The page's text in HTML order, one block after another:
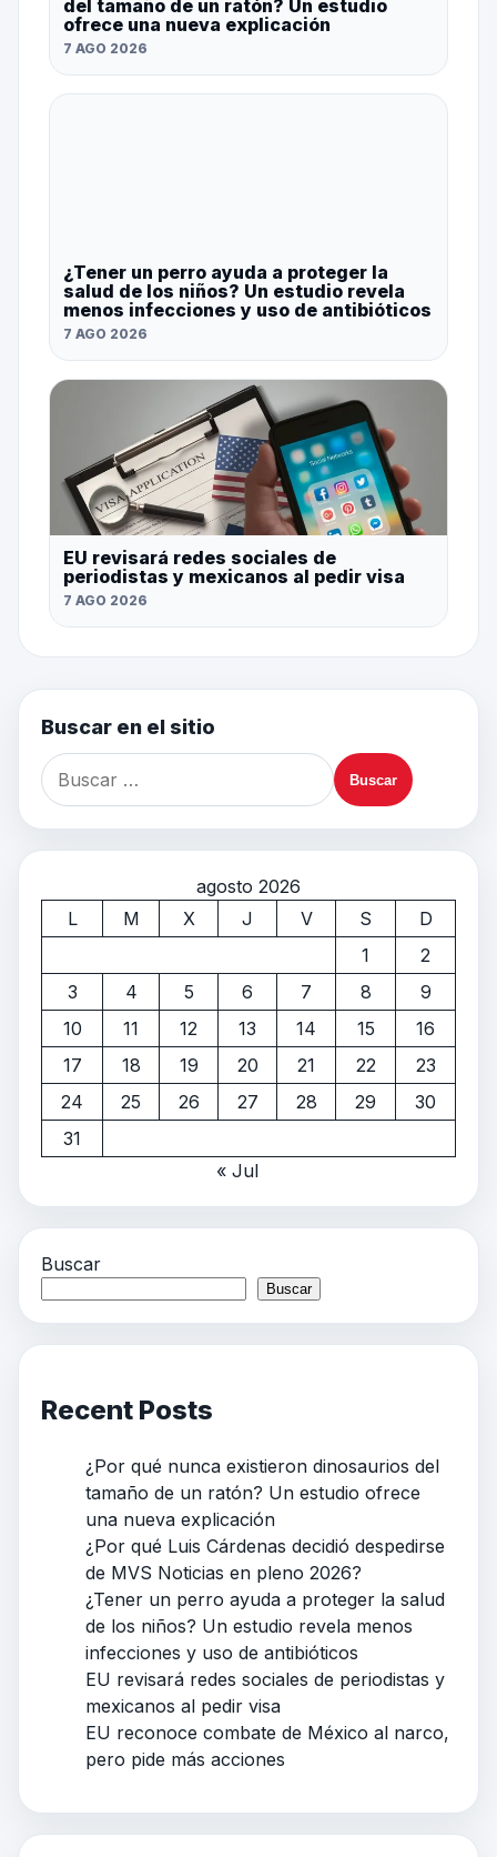
del tamaño de un ratón? Un estudio
ofrece una nueva explicación
7 AGO 2026
¿Tener un perro ayuda a proteger la
salud de los niños? Un estudio revela
menos infecciones y uso de antibióticos
7 AGO 2026
EU revisará redes sociales de
periodistas y mexicanos al pedir visa
7 AGO 2026
Buscar en el sitio
agosto 2026
L
M X J V S
D
1
2
3
4 5 6 7 8
9
10
11 12 13 14 15
16
17
18 19 20 21 22
23
24
25 26 27 28 29
30
31
« Jul
Buscar
Buscar
Recent Posts
¿Por qué nunca existieron dinosaurios del
tamaño de un ratón? Un estudio ofrece
una nueva explicación
¿Por qué Luis Cárdenas decidió despedirse
de MVS Noticias en pleno 2026?
¿Tener un perro ayuda a proteger la salud
de los niños? Un estudio revela menos
infecciones y uso de antibióticos
EU revisará redes sociales de periodistas y
mexicanos al pedir visa
EU reconoce combate de México al narco,
pero pide más acciones